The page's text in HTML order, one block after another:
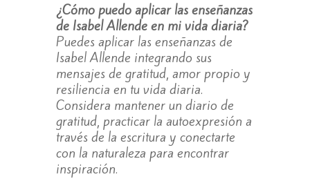
¿Cómo puedo aplicar las enseñanzas
de Isabel Allende en mi vida diaria?
Puedes aplicar las enseñanzas de
Isabel Allende integrando sus
mensajes de gratitud, amor propio y
resiliencia en tu vida diaria.
Considera mantener un diario de
gratitud, practicar la autoexpresión a
través de la escritura y conectarte
con la naturaleza para encontrar
inspiración.